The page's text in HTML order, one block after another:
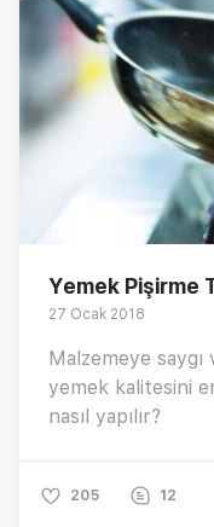
Yemek Pişirme
27 Ocak 2018
Malzemeye
yemek kalitesini
nasıl yapılır?
205 12